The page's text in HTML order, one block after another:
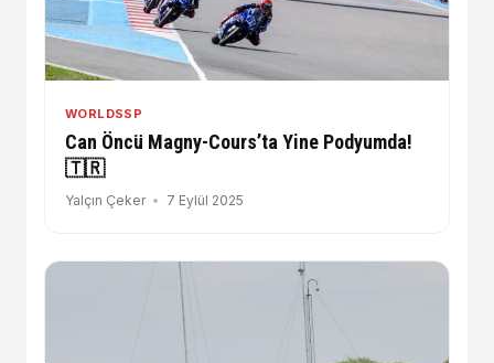
WORLDSSP
Can Öncü Magny-Cours’ta Yine Podyumda!
🇹🇷
Yalçın Çeker 7 Eylül 2025